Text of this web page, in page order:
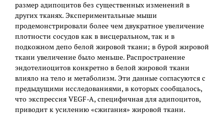
размер адипоцитов без существенных изменений в
других тканях. Экспериментальные мыши
продемонстрировали более чем двукратное увеличение
плотности сосудов как в висцеральном, так и в
подкожном депо белой жировой ткани; в бурой жировой
ткани увеличение было меньше. Распространение
эндотелиоцитов конкретно в белой жировой ткани
влияло на тело и метаболизм. Эти данные согласуются с
предыдущими исследованиями, в которых сообщалось,
что экспрессия VEGF-A, специфичная для адипоцитов,
приводит к усилению «сжигания» жировой ткани.